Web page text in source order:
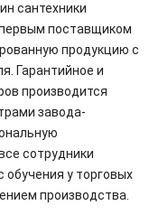
сантехники
поставщиком
продукцию с
Гарантийное и
производится
завода-
сотрудники
обучения у торговых
производства.